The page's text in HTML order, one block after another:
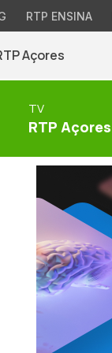
RTP ENSINA
Açores
TV
RTP Açores